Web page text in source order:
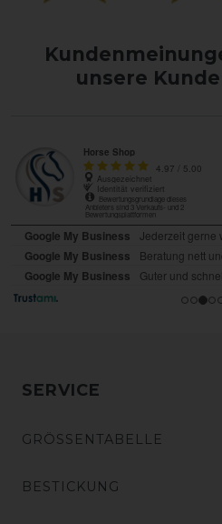
unsere
SERVICE
GRÖSSENTABELLE
BESTICKUNG